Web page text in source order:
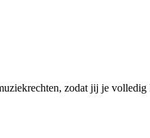
zodat jij je